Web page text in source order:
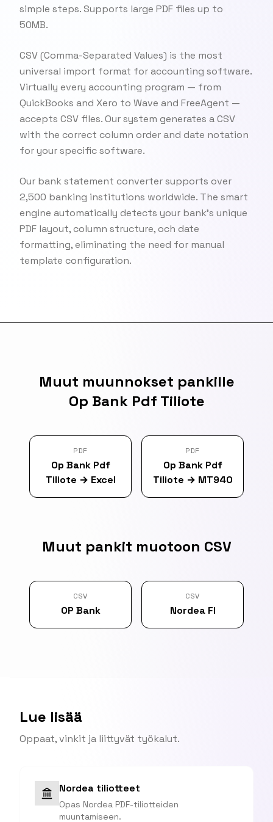
simple steps. Supports large PDF files up to
50MB.
CSV (Comma-Separated Values) is the most
universal import format for accounting software.
Virtually every accounting program — from
QuickBooks and Xero to Wave and FreeAgent —
accepts CSV files. Our system generates a CSV
with the correct column order and date notation
for your specific software.
Our bank statement converter supports over
2,500 banking institutions worldwide. The smart
engine automatically detects your bank's unique
PDF layout, column structure, och date
formatting, eliminating the need for manual
template configuration.
Muut muunnokset pankille
Op Bank Pdf Tiliote
PDF
Op Bank Pdf
Tiliote → Excel
PDF
Op Bank Pdf
Tiliote → MT940
Muut pankit muotoon CSV
CSV
OP Bank
CSV
Nordea FI
Lue lisää
Oppaat, vinkit ja liittyvät työkalut.
Nordea tiliotteet
Opas Nordea PDF-tiliotteiden
muuntamiseen.